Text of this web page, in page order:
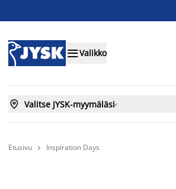
Valikko
 Valitse JYSK-myymäläsi
Etusivu  Inspiration Days